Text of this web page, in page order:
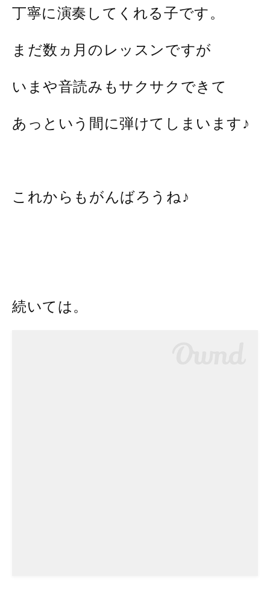
丁寧に演奏してくれる子です。
まだ数ヵ月のレッスンですが
いまや音読みもサクサクできて
あっという間に弾けてしまいます♪
これからもがんばろうね♪
続いては。